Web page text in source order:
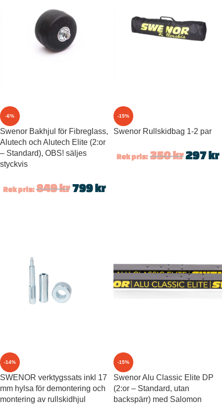
-6%
Swenor Bakhjul för Fibreglass,
Alutech och Alutech Elite (2:or
– Standard), OBS! säljes
styckvis
Rek pris: 849kr 799kr
-15%
Swenor Rullskidbag 1-2 par
Rek pris: 350kr297kr
-14%
SWENOR verktygssats inkl 17
mm hylsa för demontering och
montering av rullskidhjul
-15%
Swenor Alu Classic Elite DP
(2:or – Standard, utan
backspärr) med Salomon